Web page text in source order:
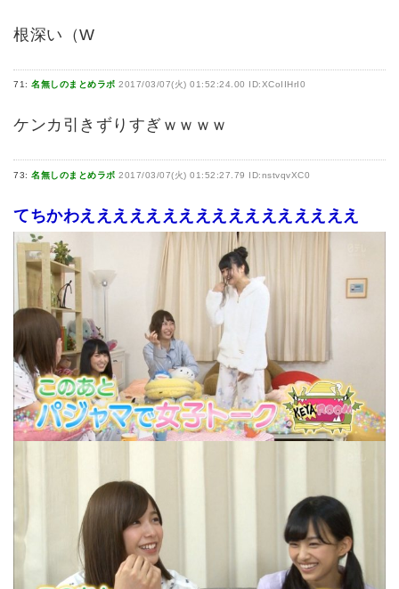
根深い（W
71: 名無しのまとめラボ 2017/03/07(火) 01:52:24.00 ID:XCoIIHrI0
ケンカ引きずりすぎｗｗｗｗ
73: 名無しのまとめラボ 2017/03/07(火) 01:52:27.79 ID:nstvqvXC0
てちかわえええええええええええええええええ